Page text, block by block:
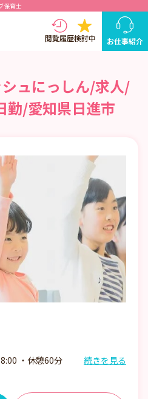
保育士
閲覧履歴検討中 お仕事紹介
ュにっしん/求人/
勤/愛知県日進市
・休憩60分 続きを見る